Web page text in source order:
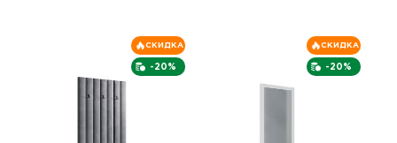
-20%
СКИДКА
-20%
СКИДКА